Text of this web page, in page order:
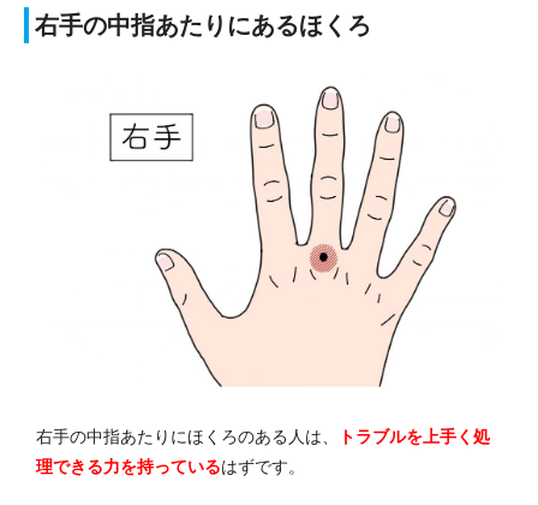
右手の中指あたりにあるほくろ
右手の中指あたりにほくろのある人は、
トラブルを上手く処
理できる力を持っているはずです。